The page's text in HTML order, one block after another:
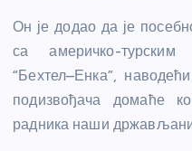
Он је додао да је
са америчко-турским
“Бехтел–Енка”,
подизвођача домаће
радника наши